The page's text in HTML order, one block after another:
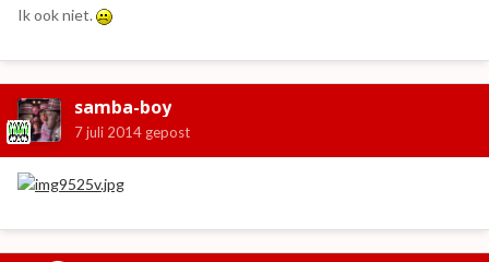
Ik ook niet.
samba-boy
7 juli 2014 gepost